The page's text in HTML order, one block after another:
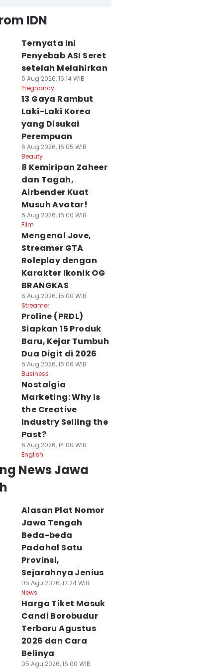
IDN
Ternyata Ini
Penyebab ASI Seret
setelah Melahirkan
6 Aug 2026, 16:14 WIB
Pregnancy
13 Gaya Rambut
Laki-Laki Korea
yang Disukai
Perempuan
6 Aug 2026, 16:05 WIB
Beauty
8 Kemiripan Zaheer
dan Tagah,
Airbender Kuat
Musuh Avatar!
6 Aug 2026, 16:00 WIB
Film
Mengenal Jove,
Streamer GTA
Roleplay dengan
Karakter Ikonik OG
BRANGKAS
6 Aug 2026, 15:00 WIB
Streamer
Proline (PRDL)
Siapkan 15 Produk
Baru, Kejar Tumbuh
Dua Digit di 2026
6 Aug 2026, 16:06 WIB
Business
Nostalgia
Marketing: Why Is
the Creative
Industry Selling the
Past?
6 Aug 2026, 14:00 WIB
English
News Jawa
Alasan Plat Nomor
Jawa Tengah
Beda-beda
Padahal Satu
Provinsi,
Sejarahnya Jenius
05 Agu 2026, 12:24 WIB
News
Harga Tiket Masuk
Candi Borobudur
Terbaru Agustus
2026 dan Cara
Belinya
05 Agu 2026, 16:00 WIB